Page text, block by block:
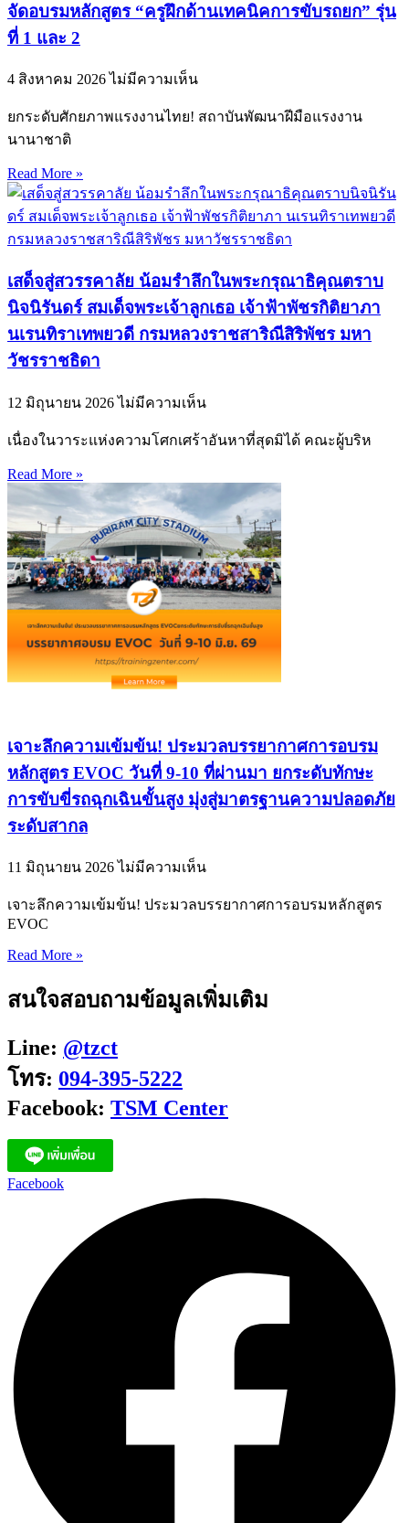
จัดอบรมหลักสูตร “ครูฝึกด้านเทคนิคการขับรถยก” รุ่น
ที่ 1 และ 2
4 สิงหาคม 2026ไม่มีความเห็น
ยกระดับศักยภาพแรงงานไทย! สถาบันพัฒนาฝีมือแรงงาน
นานาชาติ
Read More »
เสด็จสู่สวรรคาลัย น้อมรำลึกในพระกรุณาธิคุณตราบ
นิจนิรันดร์ สมเด็จพระเจ้าลูกเธอ เจ้าฟ้าพัชรกิติยาภา
นเรนทิราเทพยวดี กรมหลวงราชสาริณีสิริพัชร มหา
วัชรราชธิดา
12 มิถุนายน 2026ไม่มีความเห็น
เนื่องในวาระแห่งความโศกเศร้าอันหาที่สุดมิได้ คณะผู้บริห
Read More »
เจาะลึกความเข้มข้น! ประมวลบรรยากาศการอบรม
หลักสูตร EVOC วันที่ 9-10 ที่ผ่านมา ยกระดับทักษะ
การขับขี่รถฉุกเฉินขั้นสูง มุ่งสู่มาตรฐานความปลอดภัย
ระดับสากล
11 มิถุนายน 2026ไม่มีความเห็น
เจาะลึกความเข้มข้น! ประมวลบรรยากาศการอบรมหลักสูตร
EVOC
Read More »
สนใจสอบถามข้อมูลเพิ่มเติม
Line: @tzct
โทร: 094-395-5222
Facebook: TSM Center
Facebook